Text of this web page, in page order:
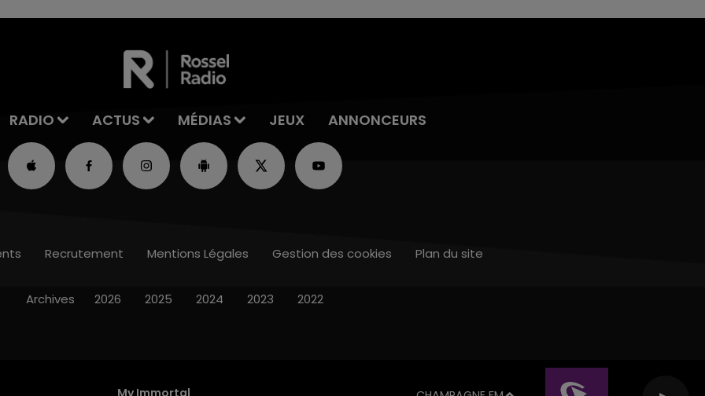
RADIO ACTUS MÉDIAS JEUX ANNONCEURS
My Immortal
Recrutement Mentions Légales Gestion des cookies Plan du site
Archives 2026 2025 2024 2023 2022